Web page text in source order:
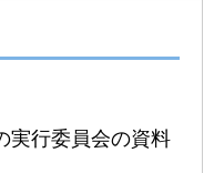
実行委員会の資料